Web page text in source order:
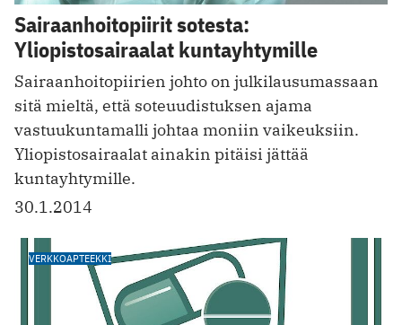
Sairaanhoitopiirit sotesta:
Yliopistosairaalat kuntayhtymille
Sairaanhoitopiirien johto on julkilausumassaan
sitä mieltä, että soteuudistuksen ajama
vastuukuntamalli johtaa moniin vaikeuksiin.
Yliopistosairaalat ainakin pitäisi jättää
kuntayhtymille.
30.1.2014
VERKKOAPTEEKKI